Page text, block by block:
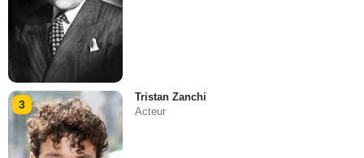
3
Tristan Zanchi
Acteur